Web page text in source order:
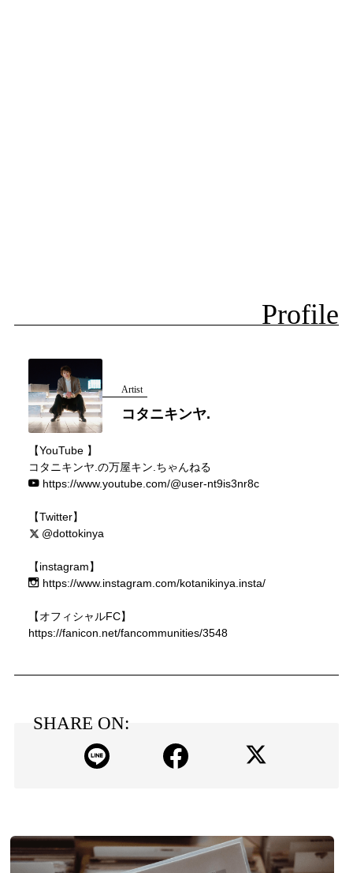
Profile
Artist
コタニキンヤ.
【YouTube 】
コタニキンヤ.の万屋キン.ちゃんねる
https://www.youtube.com/@user-nt9is3nr8c
【Twitter】
@dottokinya
【instagram】
https://www.instagram.com/kotanikinya.insta/
【オフィシャルFC】
https://fanicon.net/fancommunities/3548
SHARE ON: